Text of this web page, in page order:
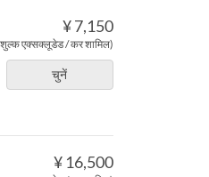
¥ 7,150
एक्सक्लूडेड / कर शामिल)
चुनें
¥ 16,500